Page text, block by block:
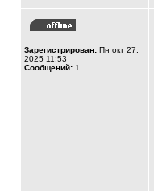
Зарегистрирован: Пн окт 27,
2025 11:53
Сообщений: 1